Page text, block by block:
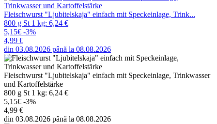
Fleischwurst "Ljubitelskaja" einfach mit Speckeinlage, Trink...
800 g St 1 kg: 6,24 €
5,15€ -3%
4,99 €
din 03.08.2026 până la 08.08.2026
Fleischwurst "Ljubitelskaja" einfach mit Speckeinlage, Trinkwasser
und Kartoffelstärke
800 g St 1 kg: 6,24 €
5,15€ -3%
4,99 €
din 03.08.2026 până la 08.08.2026